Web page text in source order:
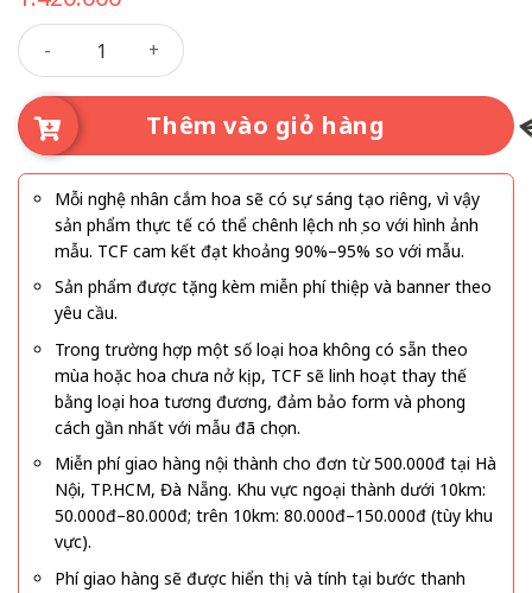
Kệ hoa chia buồn 198 số lượng
Thêm vào giỏ hàng
Mỗi nghệ nhân cắm hoa sẽ có sự sáng tạo riêng, vì vậy
sản phẩm thực tế có thể chênh lệch nhẹ so với hình ảnh
mẫu. TCF cam kết đạt khoảng 90%–95% so với mẫu.
Sản phẩm được tặng kèm miễn phí thiệp và banner theo
yêu cầu.
Trong trường hợp một số loại hoa không có sẵn theo
mùa hoặc hoa chưa nở kịp, TCF sẽ linh hoạt thay thế
bằng loại hoa tương đương, đảm bảo form và phong
cách gần nhất với mẫu đã chọn.
Miễn phí giao hàng nội thành cho đơn từ 500.000đ tại Hà
Nội, TP.HCM, Đà Nẵng. Khu vực ngoại thành dưới 10km:
50.000đ–80.000đ; trên 10km: 80.000đ–150.000đ (tùy khu
vực).
Phí giao hàng sẽ được hiển thị và tính tại bước thanh